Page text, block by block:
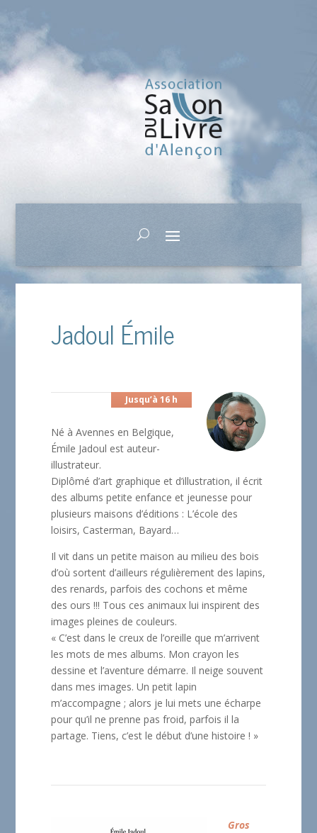
Jadoul Émile
Jusqu’à 16 h
Né à Avennes en Belgique,
Émile Jadoul est auteur-
illustrateur.
Diplômé d’art graphique et d’illustration, il écrit
des albums petite enfance et jeunesse pour
plusieurs maisons d’éditions : L’école des
loisirs, Casterman, Bayard…
Il vit dans un petite maison au milieu des bois
d’où sortent d’ailleurs régulièrement des lapins,
des renards, parfois des cochons et même
des ours !!! Tous ces animaux lui inspirent des
images pleines de couleurs.
« C’est dans le creux de l’oreille que m’arrivent
les mots de mes albums. Mon crayon les
dessine et l’aventure démarre. Il neige souvent
dans mes images. Un petit lapin
m’accompagne ; alors je lui mets une écharpe
pour qu’il ne prenne pas froid, parfois il la
partage. Tiens, c’est le début d’une histoire ! »
Gros